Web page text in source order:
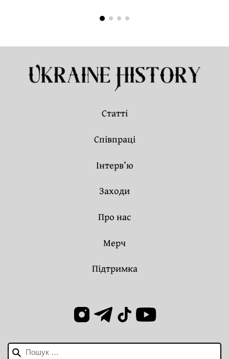
Пошук:
Статті
Співпраці
Інтерв’ю
Заходи
Про нас
Мерч
Підтримка